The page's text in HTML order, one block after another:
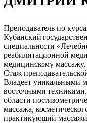
Преподаватель по
Кубанский
специальности
реабилитационной
медицинскому массажу,
Стаж
Владеет уникальными
восточными
области
массажа,
практикующий